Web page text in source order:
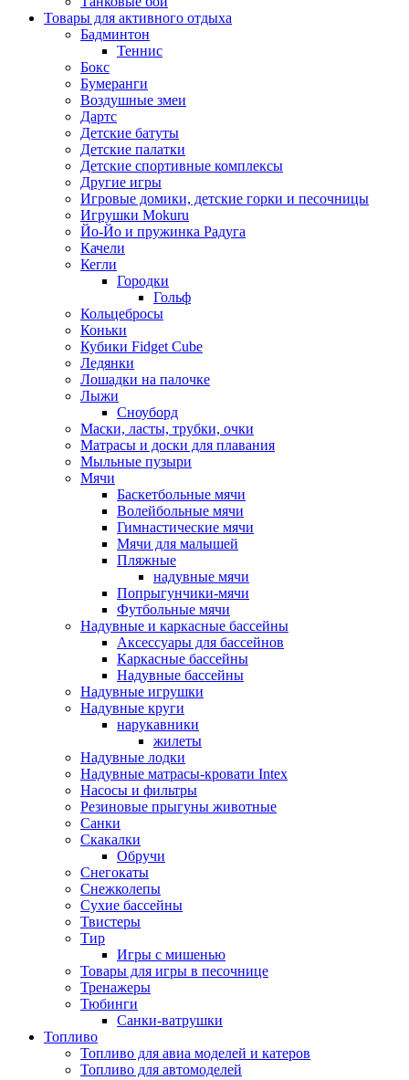
Товары для активного отдыха
Бадминтон
Теннис
Бокс
Бумеранги
Воздушные змеи
Дартс
Детские батуты
Детские палатки
Детские спортивные комплексы
Другие игры
Игровые домики, детские горки и песочницы
Игрушки Mokuru
Йо-Йо и пружинка Радуга
Качели
Кегли
Городки
Гольф
Кольцебросы
Коньки
Кубики Fidget Cube
Ледянки
Лошадки на палочке
Лыжи
Сноуборд
Маски, ласты, трубки, очки
Матрасы и доски для плавания
Мыльные пузыри
Мячи
Баскетбольные мячи
Волейбольные мячи
Гимнастические мячи
Мячи для малышей
Пляжные
надувные мячи
Попрыгунчики-мячи
Футбольные мячи
Надувные и каркасные бассейны
Аксессуары для бассейнов
Каркасные бассейны
Надувные бассейны
Надувные игрушки
Надувные круги
нарукавники
жилеты
Надувные лодки
Надувные матрасы-кровати Intex
Насосы и фильтры
Резиновые прыгуны животные
Санки
Скакалки
Обручи
Снегокаты
Снежколепы
Сухие бассейны
Твистеры
Тир
Игры с мишенью
Товары для игры в песочнице
Тренажеры
Тюбинги
Санки-ватрушки
Топливо
Топливо для авиа моделей и катеров
Топливо для автомоделей